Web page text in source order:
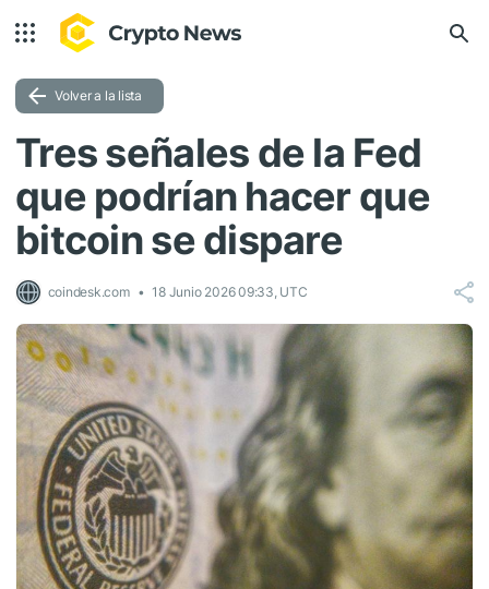
Volver a la lista
Tres señales de la Fed
que podrían hacer que
bitcoin se dispare
coindesk.com 18 Junio 2026 09:33, UTC